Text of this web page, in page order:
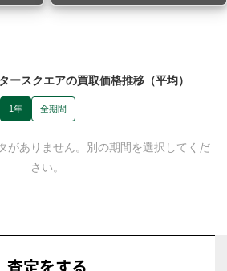
ースクエアの買取価格推移（平均）
1年 全期間
がありません。別の期間を選択してくだ
さい。